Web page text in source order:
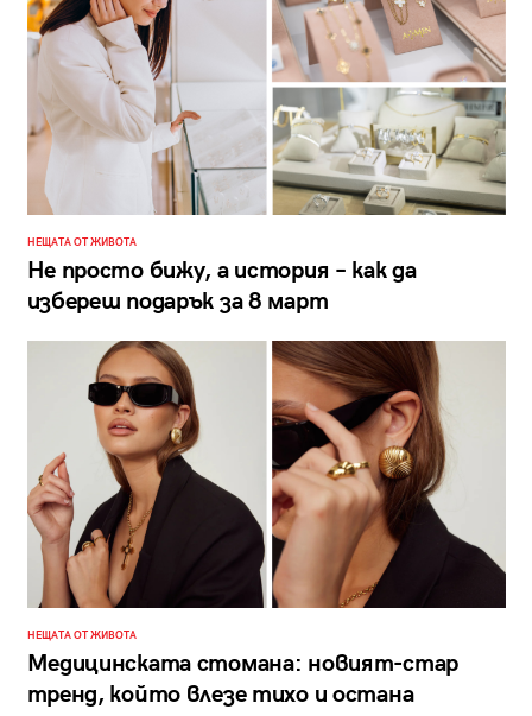
НЕЩАТА ОТ ЖИВОТА
Не просто бижу, а история – как да
избереш подарък за 8 март
НЕЩАТА ОТ ЖИВОТА
Медицинската стомана: новият-стар
тренд, който влезе тихо и остана